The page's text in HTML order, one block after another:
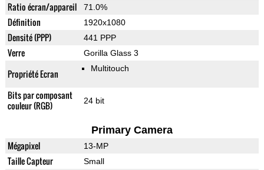
Ratio écran/appareil 71.0%
Définition 1920x1080
Densité (PPP) 441 PPP
Verre Gorilla Glass 3
Propriété Ecran Multitouch
Bits par composant
couleur (RGB)
24 bit
Primary Camera
Mégapixel 13-MP
Taille Capteur Small